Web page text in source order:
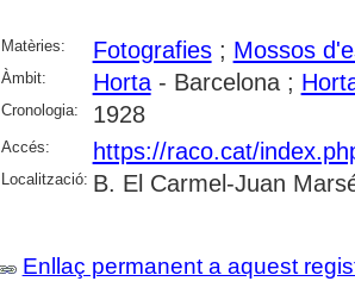
Matèries: Fotografies; Mossos
Àmbit: Horta- Barcelona ;
Cronologia: 1928
Accés: https://raco.cat/
Localització: B. El Carmel-Juan
Enllaç permanent a aquest